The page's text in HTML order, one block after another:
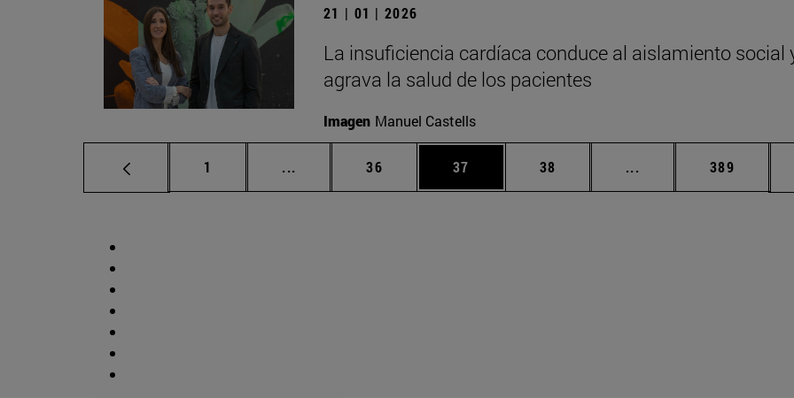
21 | 01 | 2026
La insuficiencia cardíaca conduce al aislamiento social
agrava la salud de los pacientes
Imagen Manuel Castells
Página
1 ... Páginas intermedias Use TAB para desplazarse.
Página
36 Página
37 Página
38 ... Páginas intermedias
Página
389